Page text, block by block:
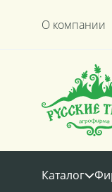
О компании
Каталог